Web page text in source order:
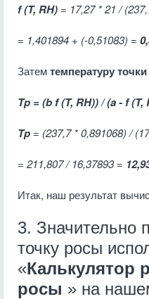
f (T, RH) = 17,27 * 21 /
= 1,401894 + (-0,51083) =
Затемтемпературу
Tp = (b f (T, RH)) / (a - f (T,
Tp = (237,7 * 0,891068) /
= 211,807 / 16,37893 =
Итак, наш результат
3. Значительно
точку росы
«Калькулятор
росы » на